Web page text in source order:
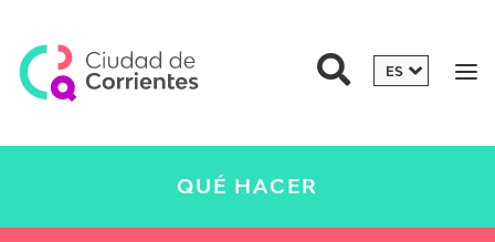
QUÉ HACER